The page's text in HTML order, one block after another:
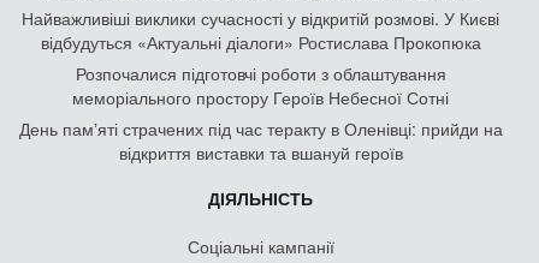
Найважливіші виклики сучасності у відкритій розмові. У Києві
відбудуться «Актуальні діалоги» Ростислава Прокопюка
Розпочалися підготовчі роботи з облаштування
меморіального простору Героїв Небесної Сотні
День памʼяті страчених під час теракту в Оленівці: прийди на
відкриття виставки та вшануй героїв
ДІЯЛЬНІСТЬ
Соціальні кампанії